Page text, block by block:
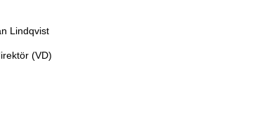
Lindqvist
(VD)